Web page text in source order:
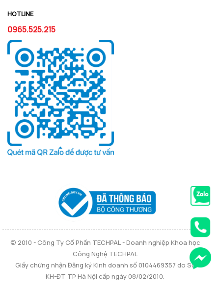
HOTLINE
0965.525.215
© 2010 - Công Ty Cổ Phần TECHPAL - Doanh nghiệp Khoa học
Công Nghệ TECHPAL
Giấy chứng nhận Đăng ký Kinh doanh số 0104469357 do Sở
KH-ĐT TP Hà Nội cấp ngày 08/02/2010.